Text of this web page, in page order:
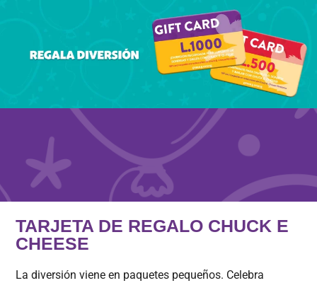
TARJETA DE REGALO CHUCK E
CHEESE
La diversión viene en paquetes pequeños. Celebra